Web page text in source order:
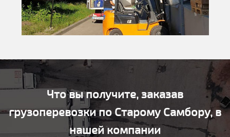
Что вы получите, заказав
грузоперевозки по Старому Самбору, в
нашей компании